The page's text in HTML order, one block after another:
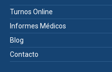
Turnos Online
Informes Médicos
Blog
Contacto